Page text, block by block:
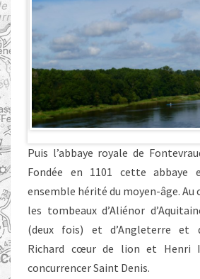
Puis l’abbaye royale de
Fondée en 1101 cette abbaye
ensemble hérité du moyen-âge. Au
les tombeaux d’Aliénor
(deux fois) et d’Angleterre et
Richard cœur de lion et Henri
concurrencer Saint Denis.